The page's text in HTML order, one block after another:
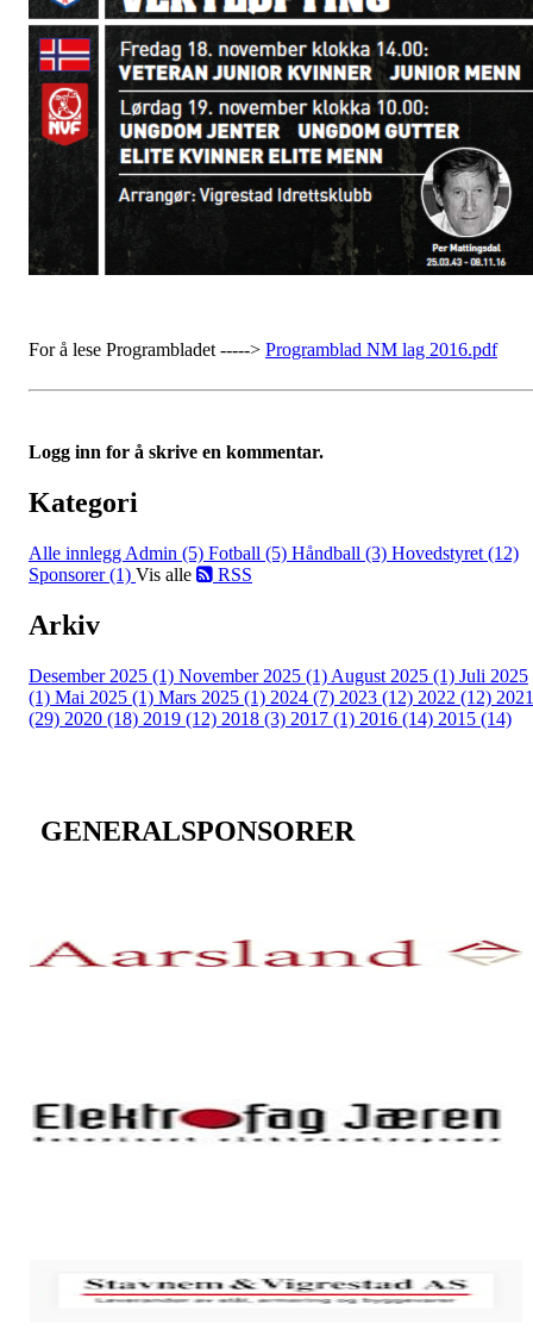
For å lese Programbladet -----> Programblad NM lag 2016.pdf
Logg inn for å skrive en kommentar.
Kategori
Alle innlegg Admin (5) Fotball (5) Håndball (3) Hovedstyret (12)
Sponsorer (1) Vis alle RSS
Arkiv
Desember 2025 (1) November 2025 (1) August 2025 (1) Juli 2025
(1) Mai 2025 (1) Mars 2025 (1) 2024 (7) 2023 (12) 2022 (12) 2021
(29) 2020 (18) 2019 (12) 2018 (3) 2017 (1) 2016 (14) 2015 (14)
GENERALSPONSORER